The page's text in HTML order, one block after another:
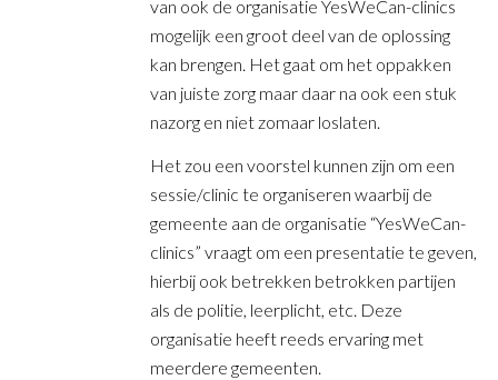
van ook de organisatie YesWeCan-clinics
mogelijk een groot deel van de oplossing
kan brengen. Het gaat om het oppakken
van juiste zorg maar daar na ook een stuk
nazorg en niet zomaar loslaten.
Het zou een voorstel kunnen zijn om een
sessie/clinic te organiseren waarbij de
gemeente aan de organisatie “YesWeCan-
clinics” vraagt om een presentatie te geven,
hierbij ook betrekken betrokken partijen
als de politie, leerplicht, etc. Deze
organisatie heeft reeds ervaring met
meerdere gemeenten.